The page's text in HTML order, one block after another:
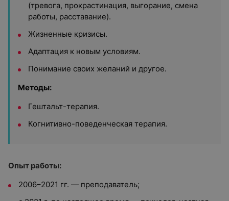
(тревога, прокрастинация, выгорание, смена
работы, расставание).
Жизненные кризисы.
Адаптация к новым условиям.
Понимание своих желаний и другое.
Методы:
Гештальт-терапия.
Когнитивно-поведенческая терапия.
Опыт работы:
2006–2021 гг. — преподаватель;